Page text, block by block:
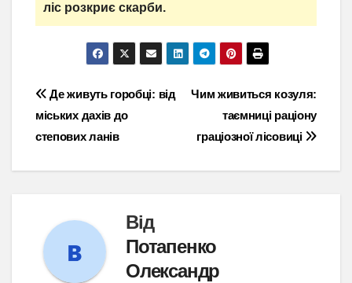
ліс розкриє скарби.
Навігація
записів
Чим живиться козуля:
таємниці раціону
граціозної лісовиці
Де живуть горобці: від
міських дахів до
степових ланів
Від
Потапенко
Олександр